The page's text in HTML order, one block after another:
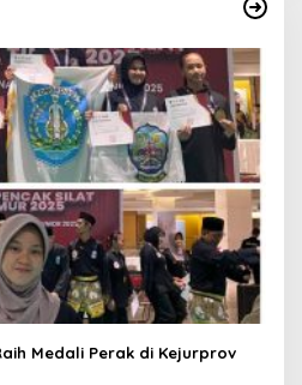
Medali Perak di Kejurprov